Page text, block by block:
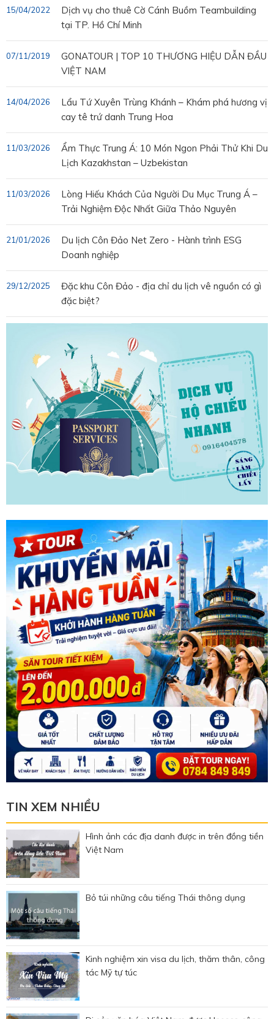
Dịch vụ cho thuê Cờ Cánh Buồm Teambuilding
tại TP. Hồ Chí Minh
15/04/2022
GONATOUR | TOP 10 THƯƠNG HIỆU DẪN ĐẦU
VIỆT NAM
07/11/2019
Lẩu Tứ Xuyên Trùng Khánh – Khám phá hương vị
cay tê trứ danh Trung Hoa
14/04/2026
Ẩm Thực Trung Á: 10 Món Ngon Phải Thử Khi Du
Lịch Kazakhstan – Uzbekistan
11/03/2026
Lòng Hiếu Khách Của Người Du Mục Trung Á –
Trải Nghiệm Độc Nhất Giữa Thảo Nguyên
11/03/2026
Du lịch Côn Đảo Net Zero - Hành trình ESG
Doanh nghiệp
21/01/2026
Đặc khu Côn Đảo - địa chỉ du lịch vê nguồn có gì
đặc biệt?
29/12/2025
TIN XEM NHIỀU
Hình ảnh các địa danh được in trên đồng tiền
Việt Nam
Bỏ túi những câu tiếng Thái thông dụng
Kinh nghiệm xin visa du lịch, thăm thân, công
tác Mỹ tự túc